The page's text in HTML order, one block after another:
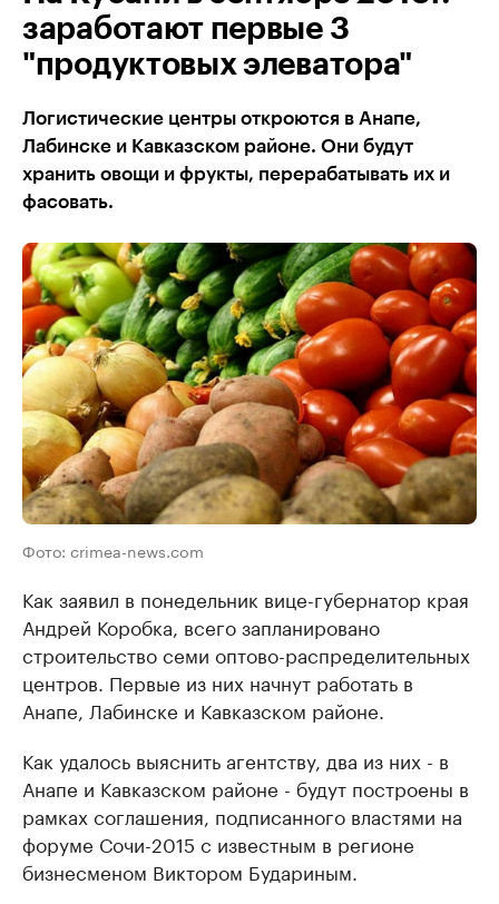
заработают первые 3
"продуктовых элеватора"
Логистические центры откроются в Анапе,
Лабинске и Кавказском районе. Они будут
хранить овощи и фрукты, перерабатывать их и
фасовать.
Фото: crimea-news.com
Как заявил в понедельник вице-губернатор края
Андрей Коробка, всего запланировано
строительство семи оптово-распределительных
центров. Первые из них начнут работать в
Анапе, Лабинске и Кавказском районе.
Как удалось выяснить агентству, два из них - в
Анапе и Кавказском районе - будут построены в
рамках соглашения, подписанного властями на
форуме Сочи-2015 с известным в регионе
бизнесменом Виктором Будариным.